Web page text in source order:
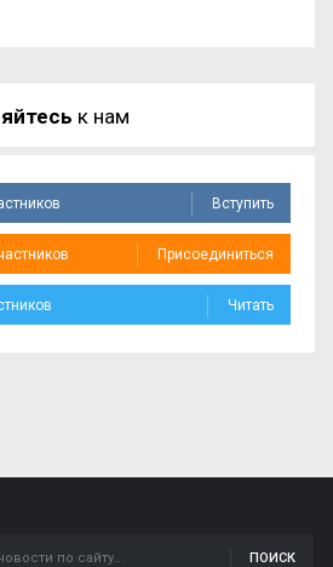
к нам
Вступить
Присоединиться
Читать
ПОИСК